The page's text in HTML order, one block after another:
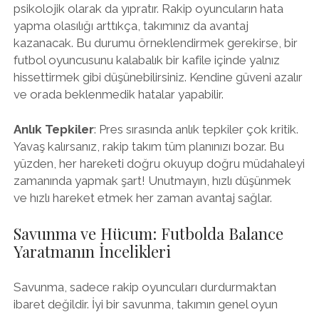
psikolojik olarak da yıpratır. Rakip oyuncuların hata
yapma olasılığı arttıkça, takımınız da avantaj
kazanacak. Bu durumu örneklendirmek gerekirse, bir
futbol oyuncusunu kalabalık bir kafile içinde yalnız
hissettirmek gibi düşünebilirsiniz. Kendine güveni azalır
ve orada beklenmedik hatalar yapabilir.
Anlık Tepkiler: Pres sırasında anlık tepkiler çok kritik.
Yavaş kalırsanız, rakip takım tüm planınızı bozar. Bu
yüzden, her hareketi doğru okuyup doğru müdahaleyi
zamanında yapmak şart! Unutmayın, hızlı düşünmek
ve hızlı hareket etmek her zaman avantaj sağlar.
Savunma ve Hücum: Futbolda Balance
Yaratmanın İncelikleri
Savunma, sadece rakip oyuncuları durdurmaktan
ibaret değildir. İyi bir savunma, takımın genel oyun